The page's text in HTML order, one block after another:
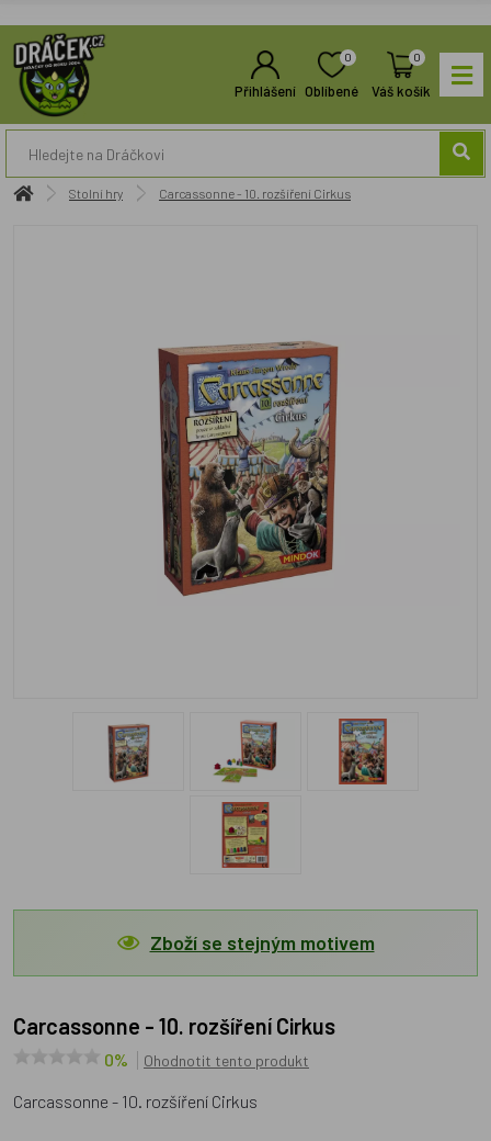
Přihlášení
0
Oblíbené
0
Váš košík
Stolní hry Carcassonne - 10. rozšíření Cirkus
Zboží se stejným motivem
Carcassonne - 10. rozšíření Cirkus
0% Ohodnotit tento produkt
Carcassonne - 10. rozšíření Cirkus